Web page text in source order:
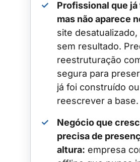
✓
Profissional que
mas não aparece
site desatualizado,
sem resultado.
reestruturação
segura para
já foi construído ou
reescrever a base.
✓
Negócio que
precisa de
altura: empresa